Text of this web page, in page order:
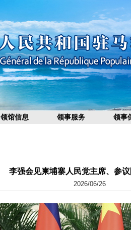
领馆信息 领事服务 领事
李强会见柬埔寨人民党主席、参
2026/06/26